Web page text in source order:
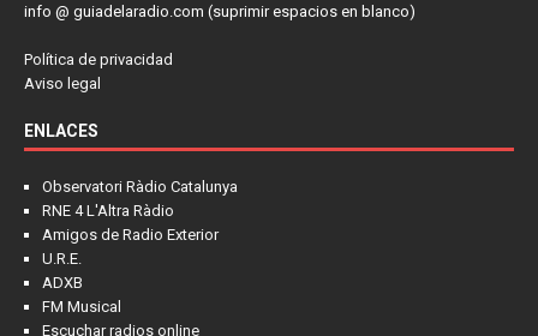
info @ guiadelaradio.com (suprimir espacios en blanco)
Política de privacidad
Aviso legal
ENLACES
Observatori Ràdio Catalunya
RNE 4 L'Altra Ràdio
Amigos de Radio Exterior
U.R.E.
ADXB
FM Musical
Escuchar radios online